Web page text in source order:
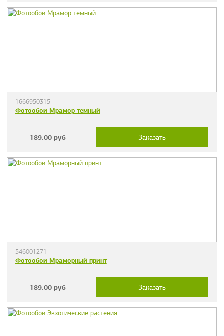
1666950315
Фотообои Мрамор темный
189.00 руб Заказать
546001271
Фотообои Мраморный принт
189.00 руб Заказать